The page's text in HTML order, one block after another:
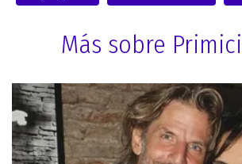
Más sobre